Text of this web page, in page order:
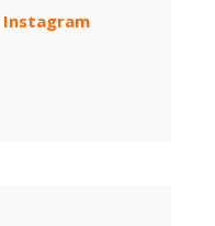
Instagram